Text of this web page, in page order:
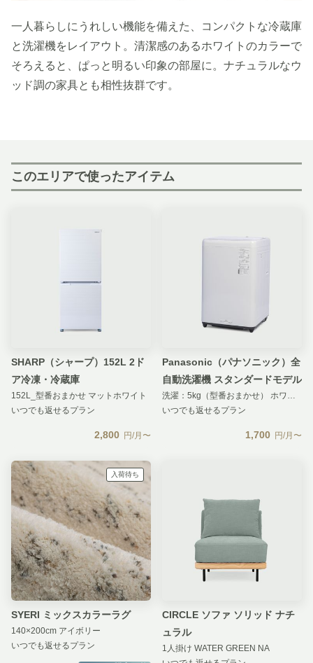
一人暮らしにうれしい機能を備えた、コンパクトな冷蔵庫
と洗濯機をレイアウト。清潔感のあるホワイトのカラーで
そろえると、ぱっと明るい印象の部屋に。ナチュラルなウ
ッド調の家具とも相性抜群です。
このエリアで使ったアイテム
SHARP（シャープ）152L 2ド
ア冷凍・冷蔵庫
152L_型番おまかせ マットホワイト
いつでも返せるプラン
2,800 円/月〜
Panasonic（パナソニック）全
自動洗濯機 スタンダードモデル
いつでも返せるプラン
1,700 円/月〜
入荷待ち
SYERI ミックスカラーラグ
140×200cm アイボリー
いつでも返せるプラン
CIRCLE ソファ ソリッド ナチ
ュラル
1人掛け WATER GREEN NA